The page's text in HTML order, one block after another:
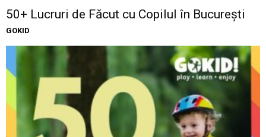
50+ Lucruri de Făcut cu Copilul în București
GOKID